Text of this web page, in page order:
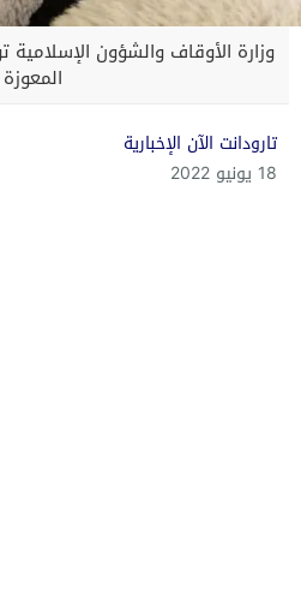
وزارة الأوقاف والشؤون
المعوزة
تارودانت الآن الإخبارية
18 يونيو 2022